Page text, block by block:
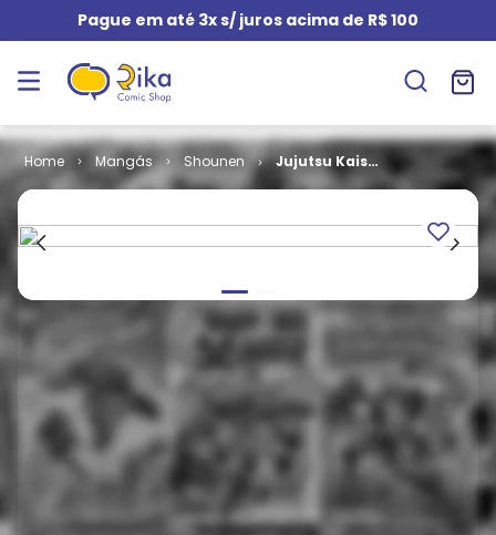
Pague em até 3x s/ juros acima de R$ 100
Mangás Shounen
Jujutsu Kaisen